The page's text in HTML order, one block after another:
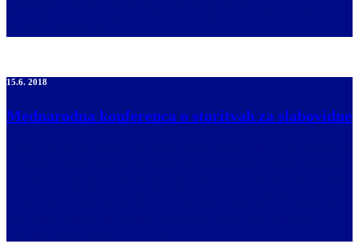
15.6. 2018
Mednarodna konferenca o storitvah za slabovidne